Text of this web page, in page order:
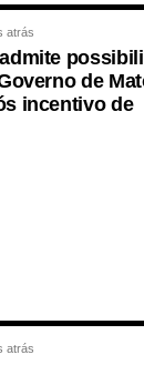
tennis,
disputas de
atrás
de
incentivo de
atrás